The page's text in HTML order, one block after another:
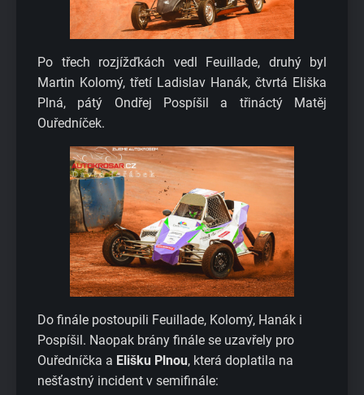
Po třech rozjížďkách vedl Feuillade, druhý byl
Martin Kolomý, třetí Ladislav Hanák, čtvrtá Eliška
Plná, pátý Ondřej Pospíšil a třináctý Matěj
Ouředníček.
Do finále postoupili Feuillade, Kolomý, Hanák i
Pospíšil. Naopak brány finále se uzavřely pro
Ouředníčka a Elišku Plnou, která doplatila na
nešťastný incident v semifinále: